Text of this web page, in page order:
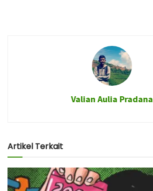
Valian Aulia Pradana
Artikel Terkait